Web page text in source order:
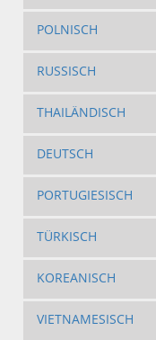
POLNISCH
RUSSISCH
THAILÄNDISCH
DEUTSCH
PORTUGIESISCH
TÜRKISCH
KOREANISCH
VIETNAMESISCH